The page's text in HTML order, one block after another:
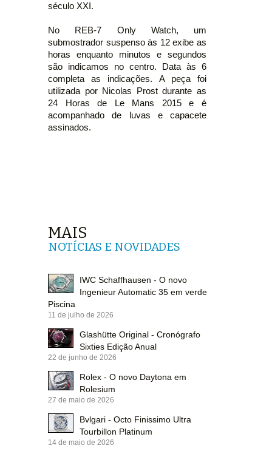
século XXI.
No REB-7 Only Watch, um
submostrador suspenso às 12 exibe as
horas enquanto minutos e segundos
são indicamos no centro. Data às 6
completa as indicações. A peça foi
utilizada por Nicolas Prost durante as
24 Horas de Le Mans 2015 e é
acompanhado de luvas e capacete
assinados.
MAIS
NOTÍCIAS E NOVIDADES
IWC Schaffhausen - O novo
Ingenieur Automatic 35 em verde
Piscina
11 de julho de 2026
Glashütte Original - Cronógrafo
Sixties Edição Anual
22 de junho de 2026
Rolex - O novo Daytona em
Rolesium
27 de maio de 2026
Bvlgari - Octo Finissimo Ultra
Tourbillon Platinum
14 de maio de 2026